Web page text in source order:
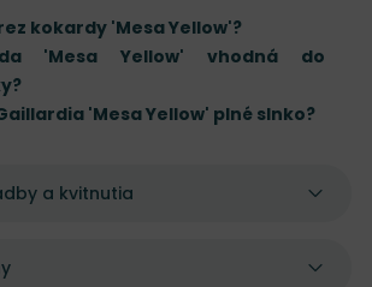
kokardy 'Mesa Yellow'?
'Mesa Yellow' vhodná do
'Mesa Yellow' plné slnko?
a kvitnutia